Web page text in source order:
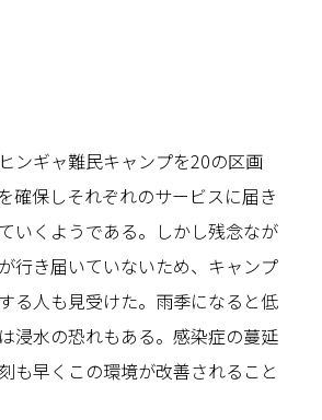
ンギャ難民キャンプを20の区画
確保しそれぞれのサービスに届き
いくようである。しかし残念なが
行き届いていないため、キャンプ
る人も見受けた。雨季になると低
浸水の恐れもある。感染症の蔓延
も早くこの環境が改善されること